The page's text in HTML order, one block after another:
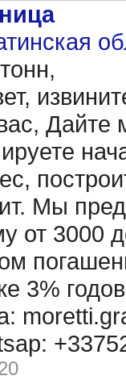
Дайте
Мы
от 3000
3%